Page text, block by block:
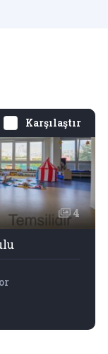
Karşılaştır
4